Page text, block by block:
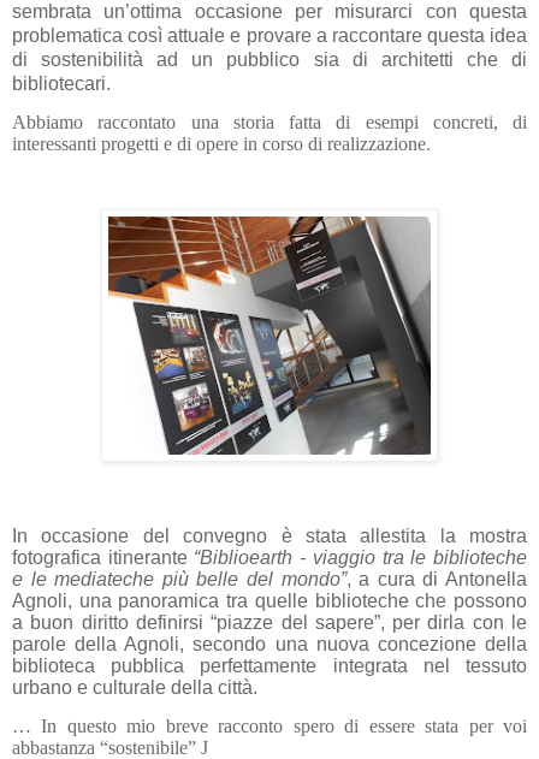
sembrata un’ottima occasione per misurarci con questa
problematica così attuale e provare a raccontare questa idea
di sostenibilità ad un pubblico sia di architetti che di
bibliotecari.
Abbiamo raccontato una storia fatta di esempi concreti, di
interessanti progetti e di opere in corso di realizzazione.
In occasione del convegno è stata allestita la mostra
fotografica itinerante “Biblioearth - viaggio tra le biblioteche
e le mediateche più belle del mondo”, a cura di Antonella
Agnoli, una panoramica tra quelle biblioteche che possono
a buon diritto definirsi “piazze del sapere”, per dirla con le
parole della Agnoli, secondo una nuova concezione della
biblioteca pubblica perfettamente integrata nel tessuto
urbano e culturale della città.
… In questo mio breve racconto spero di essere stata per voi
abbastanza “sostenibile” J